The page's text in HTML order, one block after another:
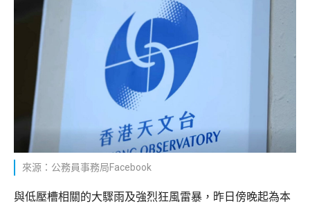
來源：公務員事務局Facebook
與低壓槽相關的大驟雨及強烈狂風雷暴，昨日傍晚起為本